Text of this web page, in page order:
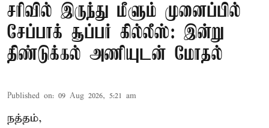
சரிவில் இருந்து மீளும் முனைப்பில்
சேப்பாக் சூப்பர் கில்லீஸ்: இன்று
திண்டுக்கல் அணியுடன் மோதல்
Published on: 09 Aug 2026, 5:21 am
நத்தம்,